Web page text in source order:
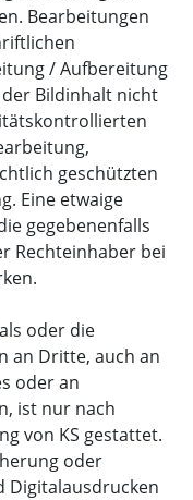
Bearbeitungen
/ Aufbereitung
Bildinhalt nicht
geschützten
Eine etwaige
gegebenenfalls
Rechteinhaber bei
oder die
an Dritte, auch an
oder an
ist nur nach
von KS gestattet.
oder
Digitalausdrucken